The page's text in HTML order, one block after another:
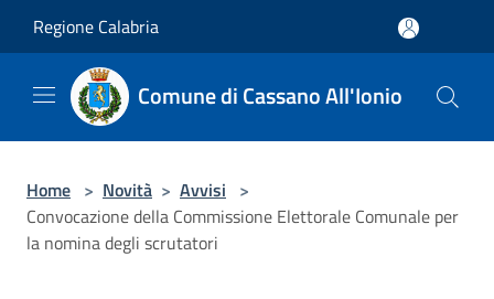
Regione Calabria
Comune di Cassano All'Ionio
Home > Novità > Avvisi >
Convocazione della Commissione Elettorale Comunale per
la nomina degli scrutatori